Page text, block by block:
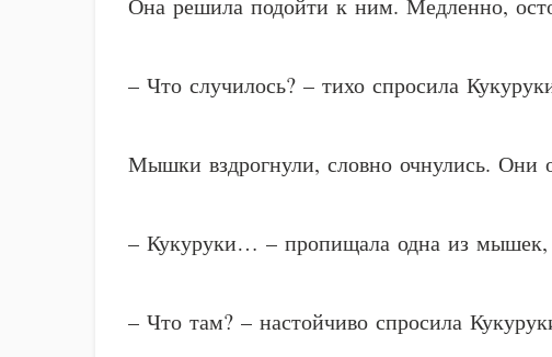
Она решила подойти к ним. Медленно,
– Что случилось? – тихо спросила
Мышки вздрогнули, словно очнулись. Они
– Кукуруки… – пропищала одна из
– Что там? – настойчиво спросила